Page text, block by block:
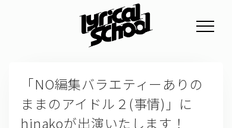
「NO編集バラエティーありの
ままのアイドル２(事情)」に
hinakoが出演いたします！
PROFILE
SCHEDULE